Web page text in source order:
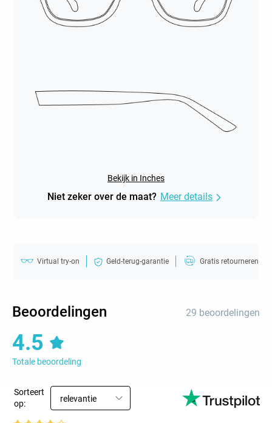
Bekijk in Inches
Niet zeker over de maat? Meer details
Virtual try-on Geld-terug-garantie Gratis retourneren
Beoordelingen 29 beoordelingen
4.5
Totale beoordeling
Sorteert
op:
relevantie